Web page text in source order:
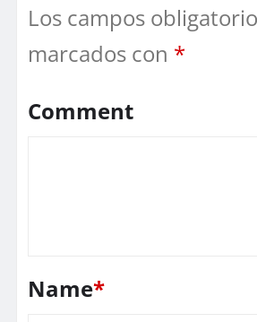
Los campos
marcados con *
Comment
Name*